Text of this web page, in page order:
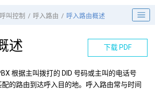
呼叫控制 呼入路由 呼入路由概述
下载 PDF
述
根据主叫拨打的 DID 号码或主叫的电话号
的路由到达呼入目的地。呼入路由常与时间